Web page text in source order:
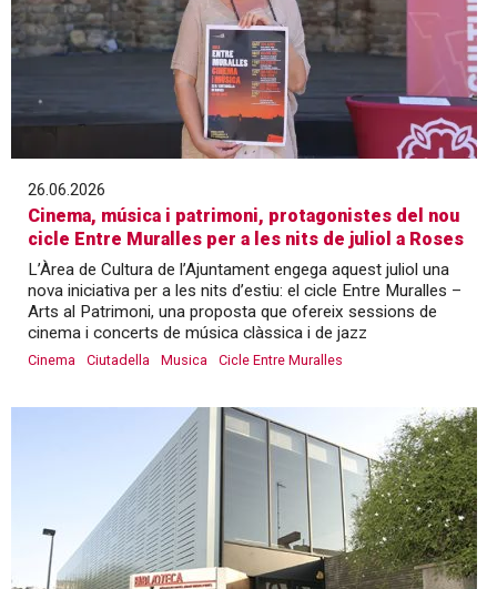
26.06.2026
Cinema, música i patrimoni, protagonistes del nou
cicle Entre Muralles per a les nits de juliol a Roses
L’Àrea de Cultura de l’Ajuntament engega aquest juliol una
nova iniciativa per a les nits d’estiu: el cicle Entre Muralles –
Arts al Patrimoni, una proposta que ofereix sessions de
cinema i concerts de música clàssica i de jazz
Cinema Ciutadella Musica Cicle Entre Muralles